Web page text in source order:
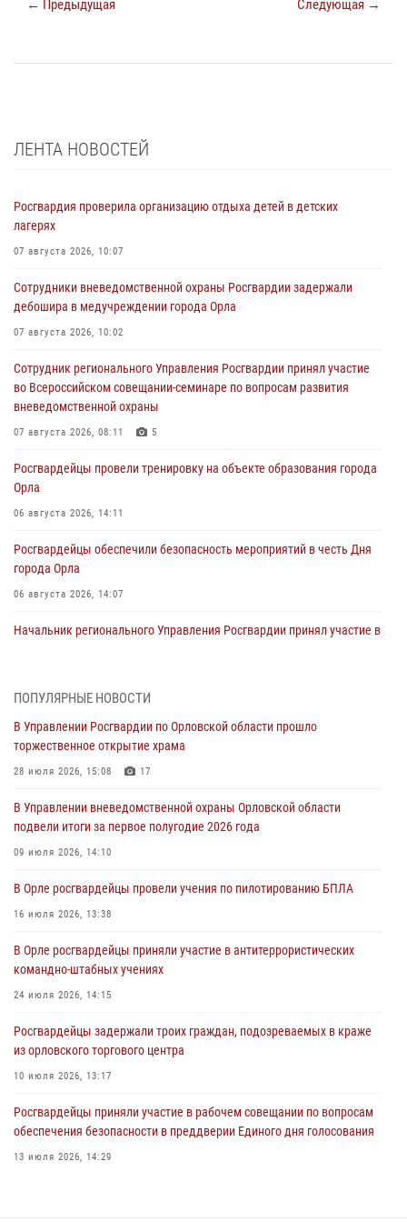
← Предыдущая Следующая →
ЛЕНТА НОВОСТЕЙ
Росгвардия проверила организацию отдыха детей в детских
лагерях
07 августа 2026, 10:07
Сотрудники вневедомственной охраны Росгвардии задержали
дебошира в медучреждении города Орла
07 августа 2026, 10:02
Сотрудник регионального Управления Росгвардии принял участие
во Всероссийском совещании-семинаре по вопросам развития
вневедомственной охраны
07 августа 2026, 08:11 5
Росгвардейцы провели тренировку на объекте образования города
Орла
06 августа 2026, 14:11
Росгвардейцы обеспечили безопасность мероприятий в честь Дня
города Орла
06 августа 2026, 14:07
Начальник регионального Управления Росгвардии принял участие в
первое полугодие
05 августа 2026, 13:12
совершении противоправных действий
04 августа 2026, 14:21
04 августа 2026, 14:06
предоставлении госуслуг
03 августа 2026, 14:30
ПОПУЛЯРНЫЕ НОВОСТИ
В Управлении Росгвардии по Орловской области прошло
торжественное открытие храма
28 июля 2026, 15:08 17
В Управлении вневедомственной охраны Орловской области
подвели итоги за первое полугодие 2026 года
09 июля 2026, 14:10
В Орле росгвардейцы провели учения по пилотированию БПЛА
16 июля 2026, 13:38
В Орле росгвардейцы приняли участие в антитеррористических
командно-штабных учениях
24 июля 2026, 14:15
Росгвардейцы задержали троих граждан, подозреваемых в краже
из орловского торгового центра
10 июля 2026, 13:17
Росгвардейцы приняли участие в рабочем совещании по вопросам
обеспечения безопасности в преддверии Единого дня голосования
13 июля 2026, 14:29
16 июля 2026, 13:34